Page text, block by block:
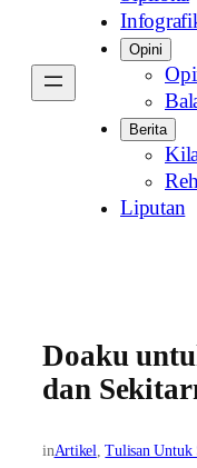
Opini
Berita
Liputan
Doaku
dan
inArtikel, Tulisan Untuk